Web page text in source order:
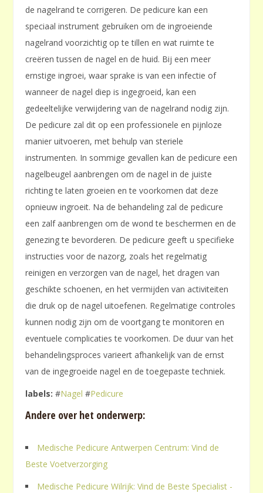
de nagelrand te corrigeren. De pedicure kan een
speciaal instrument gebruiken om de ingroeiende
nagelrand voorzichtig op te tillen en wat ruimte te
creëren tussen de nagel en de huid. Bij een meer
ernstige ingroei, waar sprake is van een infectie of
wanneer de nagel diep is ingegroeid, kan een
gedeeltelijke verwijdering van de nagelrand nodig zijn.
De pedicure zal dit op een professionele en pijnloze
manier uitvoeren, met behulp van steriele
instrumenten. In sommige gevallen kan de pedicure een
nagelbeugel aanbrengen om de nagel in de juiste
richting te laten groeien en te voorkomen dat deze
opnieuw ingroeit. Na de behandeling zal de pedicure
een zalf aanbrengen om de wond te beschermen en de
genezing te bevorderen. De pedicure geeft u specifieke
instructies voor de nazorg, zoals het regelmatig
reinigen en verzorgen van de nagel, het dragen van
geschikte schoenen, en het vermijden van activiteiten
die druk op de nagel uitoefenen. Regelmatige controles
kunnen nodig zijn om de voortgang te monitoren en
eventuele complicaties te voorkomen. De duur van het
behandelingsproces varieert afhankelijk van de ernst
van de ingegroeide nagel en de toegepaste techniek.
labels: #Nagel #Pedicure
Andere over het onderwerp:
Medische Pedicure Antwerpen Centrum: Vind de
Beste Voetverzorging
Medische Pedicure Wilrijk: Vind de Beste Specialist -